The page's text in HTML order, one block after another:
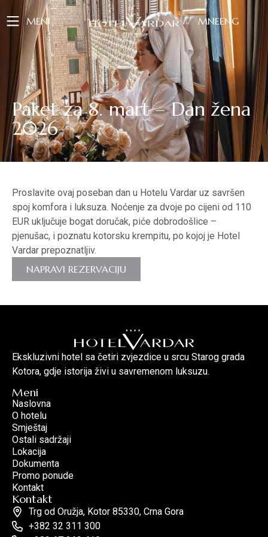
MENI MNEENG
Paket za 8. mart – Dan žena
2026
Proslavite ovaj poseban dan u Hotelu Vardar uz savršen
spoj komfora i luksuza. Noćenje za dvoje po cijeni od 110
EUR uključuje bogat doručak, piće dobrodošlice –
pjenušac, i poznatu kotorsku krempitu, po kojoj je Hotel
Vardar prepoznatljiv.
NAPRAVI REZERVACIJU
Ekskluzivni hotel sa četiri zvjezdice u srcu Starog grada
Kotora, gdje istorija živi u savremenom luksuzu.
Meni
Naslovna
O hotelu
Smještaj
Ostali sadržaji
Lokacija
Dokumenta
Promo ponude
Kontakt
Kontakt
Trg od Oružja, Kotor 85330, Crna Gora
+382 32 311 300